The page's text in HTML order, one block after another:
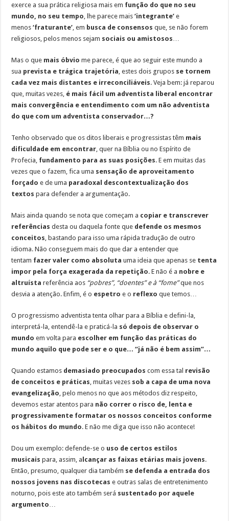
exerce a sua prática religiosa mais em função do que no seu
mundo, no seu tempo , lhe parece mais‘integrante’ e
menos‘fraturante’ , em busca de consensos que, se não forem
religiosos, pelos menos sejam sociais ou amistosos
Mas o que mais óbvio me parece, é que ao seguir este mundo a
sua prevista e trágica trajetória , estes dois grupos se tornem
cada vez mais distantes e irreconciliáveis. Veja bem: já reparou
que, muitas vezes, é mais fácil um adventista liberal encontrar
mais convergência e entendimento com um não adventista
do que com um adventista conservador…?
Tenho observado que os ditos liberais e progressistas têm mais
dificuldade em encontrar , quer na Bíblia ou no Espírito de
Profecia, fundamento para as suas posições. E em muitas das
vezes que o fazem, fica uma sensação de aproveitamento
forçado e de uma paradoxal descontextualização dos
textospara defender a argumentação.
Mais ainda quando se nota que começam a copiar e transcrever
referências desta ou daquela fonte que defende os mesmos
conceitos , bastando para isso uma rápida tradução de outro
idioma. Não conseguem mais do que dar a entender que
tentam fazer valer como absoluta uma ideia que apenas se tenta
impor pela força exagerada da repetição. E não é a nobre e
altruísta referência aos “pobres”, “doentes” e à “fome”que nos
desvia a atenção. Enfim, é o espetro e o reflexo que temos…
O progressismo adventista tenta olhar para a Bíblia e defini-la,
interpretá-la, entendê-la e praticá-la só depois de observar o
mundo em volta para escolher em função das práticas do
mundo aquilo que pode ser e o que… “já não é bem assim”…
Quando estamos demasiado preocupados com essa tal revisão
de conceitos e práticas , muitas vezes sob a capa de uma nova
evangelização , pelo menos no que aos métodos diz respeito,
devemos estar atentos para não correr o risco de, lenta e
progressivamente formatar os nossos conceitos conforme
os hábitos do mundo. E não me diga que isso não acontece!
Dou um exemplo: defende-se o uso de certos estilos
musicais para, assim, alcançar as faixas etárias mais jovens.
Então, presumo, qualquer dia também se defenda a entrada dos
nossos jovens nas discotecas e outras salas de entretenimento
noturno, pois este ato também será sustentado por aquele
argumento